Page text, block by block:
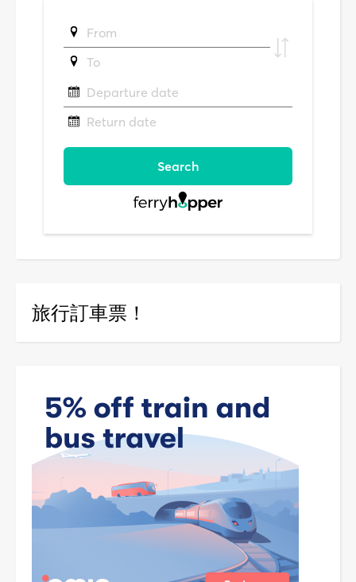
旅行訂車票！